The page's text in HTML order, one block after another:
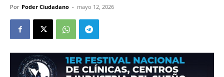
Por Poder Ciudadano - mayo 12, 2026